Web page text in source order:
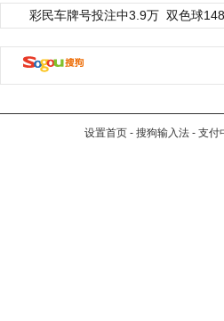
彩民车牌号投注中3.9万 双色球
设置首页 - 搜狗输入法 - 支付